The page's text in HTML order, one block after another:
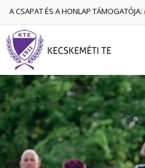
A CSAPAT ÉS A HONLAP TÁMOGATÓJA: